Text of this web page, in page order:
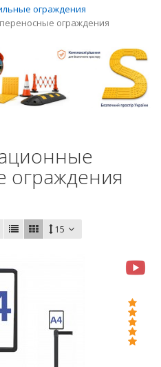
ограждения
ограждения
ограждения
15